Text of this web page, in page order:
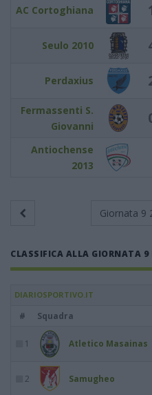
AC Cortoghiana
Seulo 2010
Perdaxius
Fermassenti S.
Giovanni
Antiochense
2013
Giornata 9
CLASSIFICA ALLA GIORNATA
DIARIOSPORTIVO.IT
#
Squadra
1 Atletico Masainas
2 Samugheo